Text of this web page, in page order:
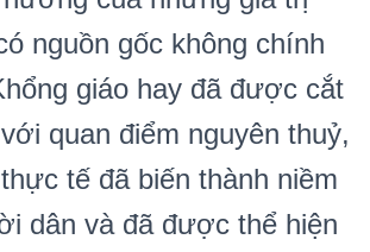
nguồn gốc không chính
giáo hay đã được cắt
quan điểm nguyên thuỷ,
tế đã biến thành niềm
dân và đã được thể hiện